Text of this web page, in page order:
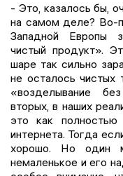
- Это, казалось бы,
на самом деле? Во-
Западной Европы
чистый продукт».
шаре так сильно
не осталось чистых
«возделывание
вторых, в наших
это как
интернета. Тогда
хорошо. Но один
немаленькое и его